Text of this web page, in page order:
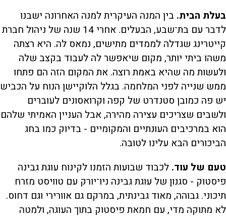
בעלת הבית. בין המנה העיקרית למנה האחרונה ישבנו
לדבר עם בת־שבע, הבעלים. אחרי 14 שנה של ניהול חברת
קייטרינג שגדלה לממדים מתישים, נמאס לה. היא רצתה
משהו ביתי יותר, מקום שיאפשר לה לעבוד בקצב שלה
ולעשות מה שהיא באמת רוצה. את המקום הזה הם פתחו
ממש שנייה לפני המלחמה. בגלל הלוקיישן הנוח על הכביש
יש פה כמובן סטנדרט של קפה וקרואסונים לעוברים
ולשבים שצריכים עצירה מהירה, אבל העניין האמיתי שלהם
הוא במרכיבים העונתיים והמקומיים - בדיוק כמו בחג
הביכורים הבא עלינו לטובה.
טעם של עוד. לכבוד שבועות הזמנו לקינוח עוגת גבינה
פיסטוק - סגנון של עוגת גבינה ניו־יורק עם טוויסט מזרח
תיכוני. גבוהה, מאוד גבינתית, במרקם גם אוורירי וגם דחוס.
לא מתוקה מדי, עם חמאת פיסטוק בתוך העוגה, ולמטה